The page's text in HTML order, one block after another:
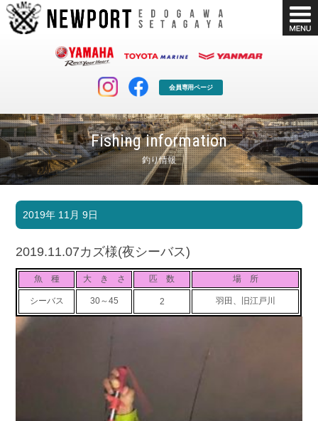
会員専用ページ
Fishing information
釣り情報
マリンクラブ
マリンライフを堪能したい！
ボート販売
ボート免許
長年の実績と信頼！
店舗情報
Shop Info.
公式ブログ
Blog
2019年 11月 9日
2019.11.07カズ様(夜シーバス)
魚 種 大 き さ 匹 数 場 所
シーバス 30～45 2 羽田、旧江戸川